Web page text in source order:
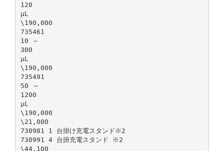
120
μL
\190,000
735461
10 ～
300
μL
\190,000
735491
50 ～
1200
μL
\190,000
\21,000
730981 1 台掛け充電スタンド※2
730991 4 台掛充電スタンド ※2
\44,100